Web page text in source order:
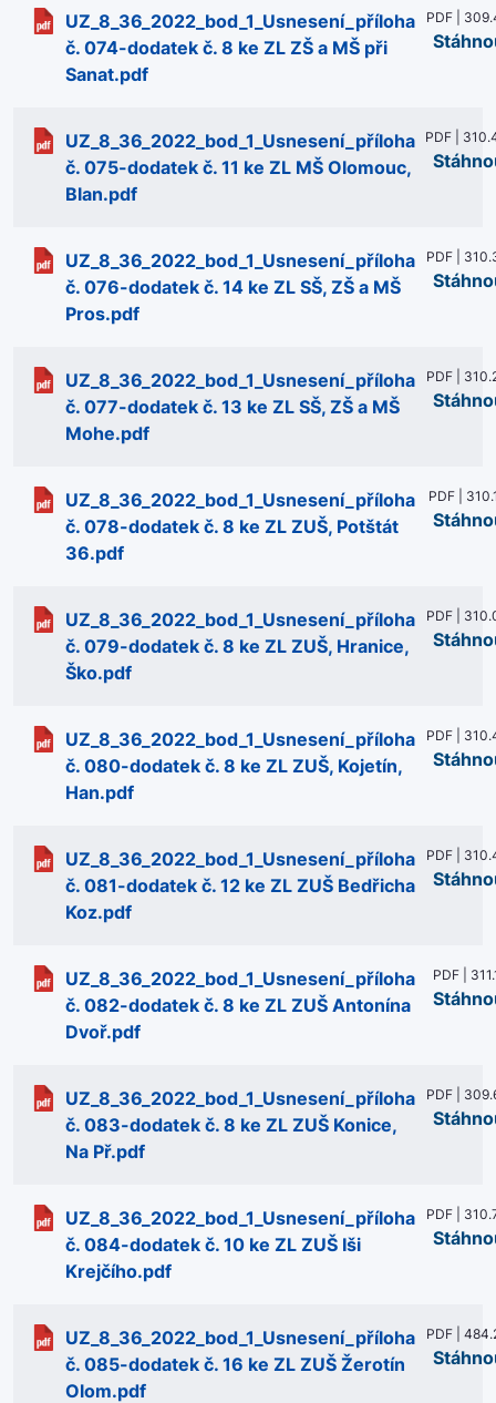
UZ_8_36_2022_bod_1_Usnesení_příloha
č. 074-dodatek č. 8 ke ZL ZŠ a MŠ při
Sanat.pdf
PDF |
UZ_8_36_2022_bod_1_Usnesení_příloha
č. 075-dodatek č. 11 ke ZL MŠ Olomouc,
Blan.pdf
PDF |
UZ_8_36_2022_bod_1_Usnesení_příloha
č. 076-dodatek č. 14 ke ZL SŠ, ZŠ a MŠ
Pros.pdf
PDF |
UZ_8_36_2022_bod_1_Usnesení_příloha
č. 077-dodatek č. 13 ke ZL SŠ, ZŠ a MŠ
Mohe.pdf
PDF |
UZ_8_36_2022_bod_1_Usnesení_příloha
č. 078-dodatek č. 8 ke ZL ZUŠ, Potštát
36.pdf
PDF |
UZ_8_36_2022_bod_1_Usnesení_příloha
č. 079-dodatek č. 8 ke ZL ZUŠ, Hranice,
Ško.pdf
PDF |
UZ_8_36_2022_bod_1_Usnesení_příloha
č. 080-dodatek č. 8 ke ZL ZUŠ, Kojetín,
Han.pdf
PDF |
UZ_8_36_2022_bod_1_Usnesení_příloha
č. 081-dodatek č. 12 ke ZL ZUŠ Bedřicha
Koz.pdf
PDF |
UZ_8_36_2022_bod_1_Usnesení_příloha
č. 082-dodatek č. 8 ke ZL ZUŠ Antonína
Dvoř.pdf
PDF |
UZ_8_36_2022_bod_1_Usnesení_příloha
č. 083-dodatek č. 8 ke ZL ZUŠ Konice,
Na Př.pdf
PDF |
UZ_8_36_2022_bod_1_Usnesení_příloha
č. 084-dodatek č. 10 ke ZL ZUŠ Iši
Krejčího.pdf
PDF |
UZ_8_36_2022_bod_1_Usnesení_příloha
č. 085-dodatek č. 16 ke ZL ZUŠ Žerotín
Olom.pdf
PDF |